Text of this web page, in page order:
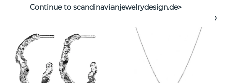
Continue to scandinavianjewelrydesign.de>